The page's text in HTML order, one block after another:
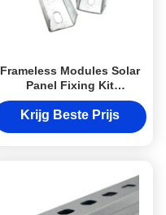
Frameless Modules Solar
Panel Fixing Kit
Zonnepaneel montage
Bracket Al6005-T5
Krijg Beste Prijs